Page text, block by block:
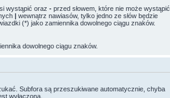
wystąpić oraz - przed słowem, które nie może wystąpić.
| wewnątrz nawiasów, tylko jedno ze słów będzie
(*) jako zamiennika dowolnego ciągu znaków.
dowolnego ciągu znaków.
Subfora są przeszukiwane automatycznie, chyba
wyłączona.